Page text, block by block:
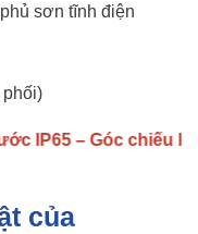
sơn tĩnh điện
phối)
– Góc chiếu linh
của